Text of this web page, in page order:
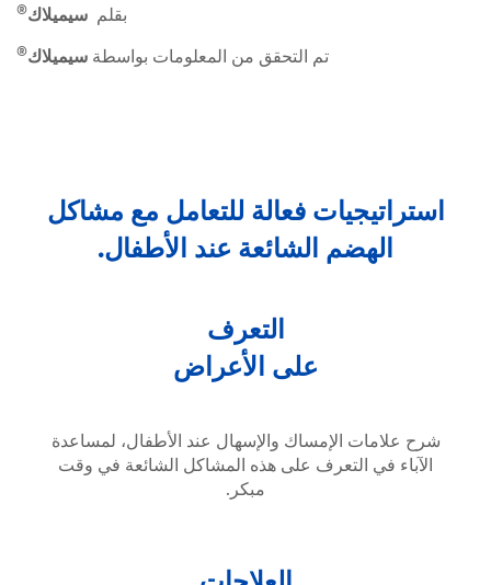
بقلم سيميلاك®
تم التحقق من المعلومات بواسطة سيميلاك®
استراتيجيات فعالة للتعامل مع مشاكل
الهضم الشائعة عند الأطفال.
التعرف
على الأعراض
شرح علامات الإمساك والإسهال عند الأطفال، لمساعدة
الآباء في التعرف على هذه المشاكل الشائعة في وقت
مبكر.